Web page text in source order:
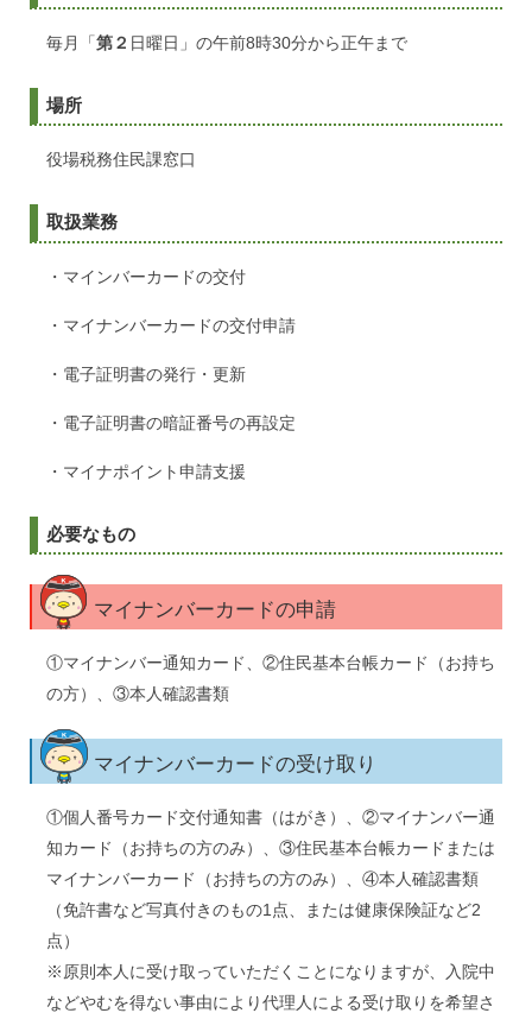
毎月「第２ 日曜日」の午前8時30分から正午まで
場所
役場税務住民課窓口
取扱業務
・マインバーカードの交付
・マイナンバーカードの交付申請
・電子証明書の発行・更新
・電子証明書の暗証番号の再設定
・マイナポイント申請支援
必要なもの
マイナンバーカードの申請
①マイナンバー通知カード、②住民基本台帳カード（お持ち
の方）、③本人確認書類
マイナンバーカードの受け取り
①個人番号カード交付通知書（はがき）、②マイナンバー通
知カード（お持ちの方のみ）、③住民基本台帳カードまたは
マイナンバーカード（お持ちの方のみ）、④本人確認書類
（免許書など写真付きのもの1点、または健康保険証など2
点）
※原則本人に受け取っていただくことになりますが、入院中
などやむを得ない事由により代理人による受け取りを希望さ